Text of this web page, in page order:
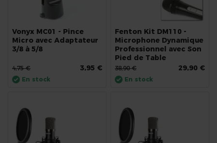
Vonyx MC01 - Pince
Micro avec Adaptateur
3/8 à 5/8
3,95 €
4,75 €
En stock
Fenton Kit DM110 -
Microphone Dynamique
Professionnel avec Son
Pied de Table
29,90 €
38,90 €
En stock